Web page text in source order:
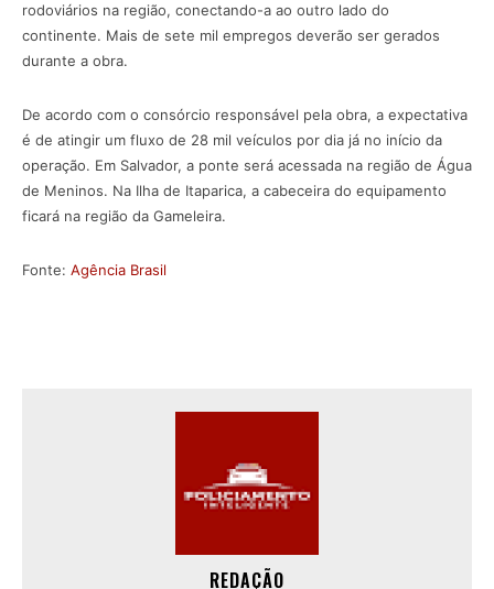
rodoviários na região, conectando-a ao outro lado do
continente. Mais de sete mil empregos deverão ser gerados
durante a obra.
De acordo com o consórcio responsável pela obra, a expectativa
é de atingir um fluxo de 28 mil veículos por dia já no início da
operação. Em Salvador, a ponte será acessada na região de Água
de Meninos. Na Ilha de Itaparica, a cabeceira do equipamento
ficará na região da Gameleira.
Fonte: Agência Brasil
REDAÇÃO